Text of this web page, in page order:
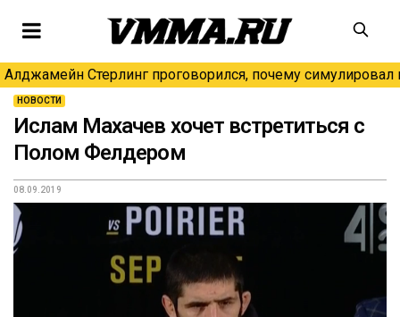
Алджамейн Стерлинг проговорился, почему симулировал
НОВОСТИ
Ислам Махачев хочет встретиться с
Полом Фелдером
08.09.2019